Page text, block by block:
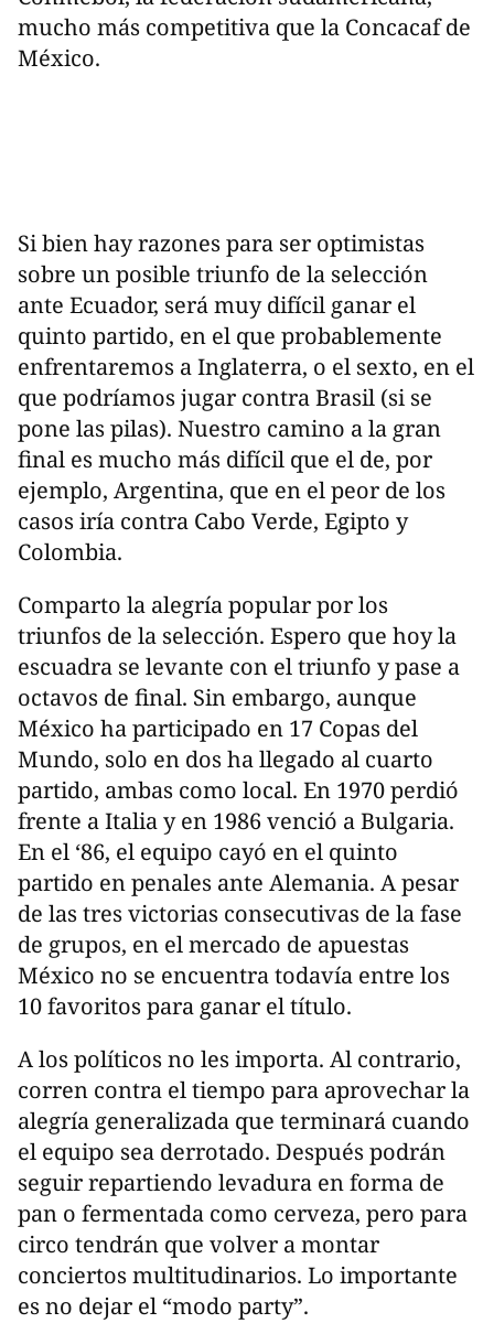
mucho más competitiva que la Concacaf de
México.
Si bien hay razones para ser optimistas
sobre un posible triunfo de la selección
ante Ecuador, será muy difícil ganar el
quinto partido, en el que probablemente
enfrentaremos a Inglaterra, o el sexto, en el
que podríamos jugar contra Brasil (si se
pone las pilas). Nuestro camino a la gran
final es mucho más difícil que el de, por
ejemplo, Argentina, que en el peor de los
casos iría contra Cabo Verde, Egipto y
Colombia.
Comparto la alegría popular por los
triunfos de la selección. Espero que hoy la
escuadra se levante con el triunfo y pase a
octavos de final. Sin embargo, aunque
México ha participado en 17 Copas del
Mundo, solo en dos ha llegado al cuarto
partido, ambas como local. En 1970 perdió
frente a Italia y en 1986 venció a Bulgaria.
En el ‘86, el equipo cayó en el quinto
partido en penales ante Alemania. A pesar
de las tres victorias consecutivas de la fase
de grupos, en el mercado de apuestas
México no se encuentra todavía entre los
10 favoritos para ganar el título.
A los políticos no les importa. Al contrario,
corren contra el tiempo para aprovechar la
alegría generalizada que terminará cuando
el equipo sea derrotado. Después podrán
seguir repartiendo levadura en forma de
pan o fermentada como cerveza, pero para
circo tendrán que volver a montar
conciertos multitudinarios. Lo importante
es no dejar el “modo party”.